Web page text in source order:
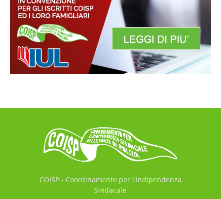
COISP - Coordinamento per l'Indipendenza
Sindacale